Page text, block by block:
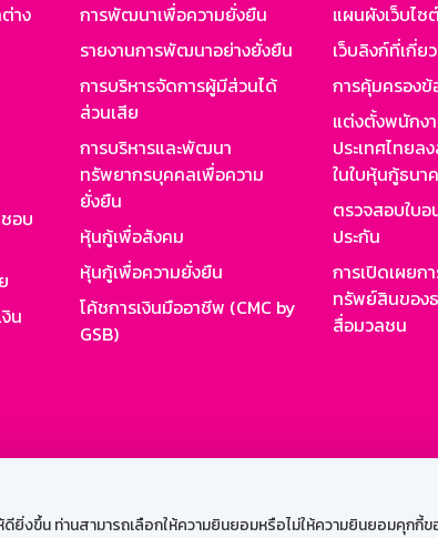
ขึ้น ท่านสามารถเลือกให้ความยินยอมหรือไม่ให้ความยินยอมคุกกี้ข
าง
อบ
น
การพัฒนาเพื่อความยั่งยืน
รายงานการพัฒนาอย่างยั่งยืน
การบริหารจัดการผู้มีส่วนได้
ส่วนเสีย
การบริหารและพัฒนา
ทรัพยากรบุคคลเพื่อความ
ยั่งยืน
หุ้นกู้เพื่อสังคม
หุ้นกู้เพื่อความยั่งยืน
โค้ชการเงินมืออาชีพ (CMC by
GSB)
แผนผังเว็บไซ
เว็บลิงก์ที่เกี่ย
การคุ้มครอง
แต่งตั้งพนักง
ประเทศไทยล
ในใบหุ้นกู้ธนา
ตรวจสอบใบ
ประกัน
การเปิดเผยก
ทรัพย์สินของ
สื่อมวลชน